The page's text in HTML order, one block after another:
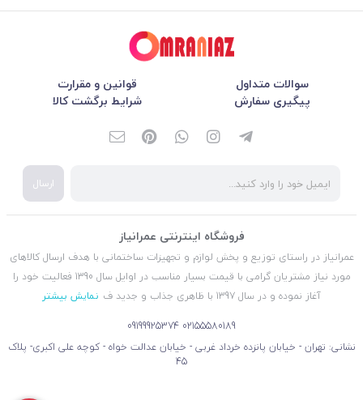
سوالات متداول
قوانین و مقرارت
پیگیری سفارش
شرایط برگشت کالا
ارسال
فروشگاه اینترنتی عمرانیاز
عمرانیاز در راستای توزیع و پخش لوازم و تجهیزات ساختمانی با هدف ارسال کالاهای
مورد نیاز مشتریان گرامی با قیمت بسیار مناسب در اوایل سال 1390 فعالیت خود را
آغاز نموده و در سال 1397 با ظاهری جذاب و جدید ف
نمایش بیشتر
02155580189
09199925374
نشانی: تهران - خیابان پانزده خرداد غربی - خیابان عدالت خواه - کوچه علی اکبری- پلاک
45